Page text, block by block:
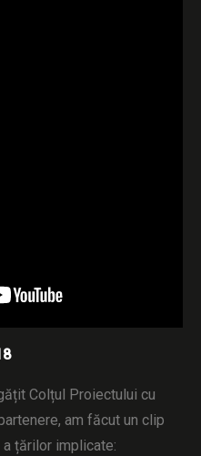
Colțul Proiectului cu
am făcut un clip
țărilor implicate: